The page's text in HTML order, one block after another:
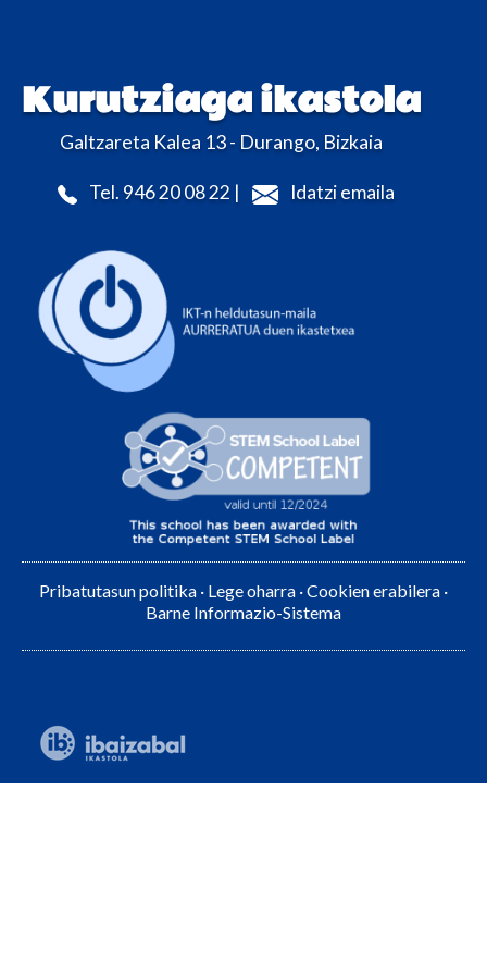
Kurutziaga ikastola
Galtzareta Kalea 13 - Durango, Bizkaia
Tel. 946 20 08 22 | Idatzi emaila
Pribatutasun politika · Lege oharra ·Cookien erabilera ·
Barne Informazio-Sistema